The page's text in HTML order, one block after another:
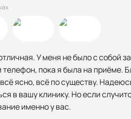
У меня не было с собой
телефон, пока я была на приёме.
ясно, всё по существу.
в вашу клинику. Но если
именно у вас.